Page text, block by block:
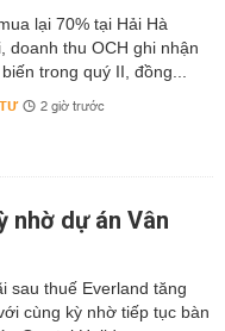
lại 70% tại Hải Hà
doanh thu OCH ghi nhận
trong quý II, đồng...
2 giờ trước
nhờ dự án Vân
sau thuế Everland tăng
cùng kỳ nhờ tiếp tục bàn